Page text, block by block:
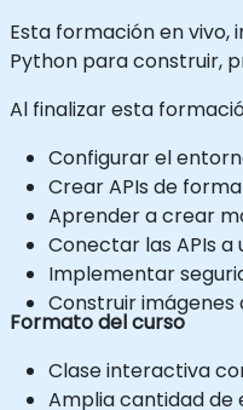
Esta formación en vivo,
Python para construir,
Al finalizar esta
Configurar el
Crear APIs de
Aprender a crear
Conectar las APIs a
Implementar
Construir imágenes
Formato del curso
Clase interactiva
Amplia cantidad de